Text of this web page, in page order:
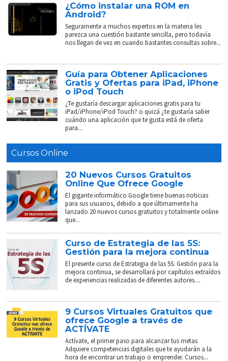
¿Cómo instalar una ROM en
Android?
Seguramente a muchos expertos en la materia les
parezca una cuestión bastante sencilla, pero todavía
nos llegan de vez en cuando bastantes consultas sobre...
Guía para Obtener Aplicaciones
Gratis y Ofertas para iPad, iPhone
o iPod Touch
¿Te gustaría descargar aplicaciones gratis para tu
iPad/iPhone/iPod Touch? o quizá ¿te gustaría saber
cuándo una aplicación que te gusta está de oferta
para...
Cursos Online
20 Nuevos Cursos Gratuitos
Online Que Ofrece Google
El gigante informático Google tiene buenas noticias
para sus usuarios, debido a que últimamente ha
lanzado 20 nuevos cursos gratuitos y totalmente online
que...
Curso de Estrategia de las 5S:
Gestión para la mejora continua
El presente curso de Estrategia de las 5S: Gestión para la
mejora continua, se desarrollará por capítulos extraídos
de experiencias realizadas de diferentes autores....
9 Cursos Virtuales Gratuitos que
ofrece Google a través de
ACTÍVATE
Actívate, el primer paso para alcanzar tus metas
Adquiere competencias digitales que te ayudarán a la
hora de encontrar un trabajo o emprender. Cursos...